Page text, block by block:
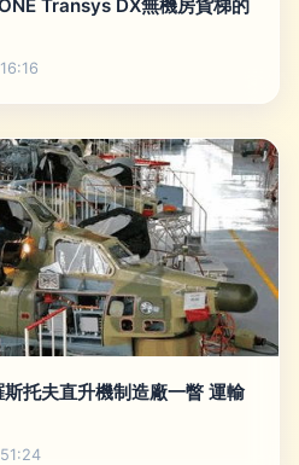
Transys DX無機房貨梯的
托夫直升機制造廠一瞥 運輸